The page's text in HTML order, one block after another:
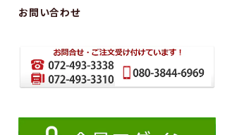
お問い合わせ